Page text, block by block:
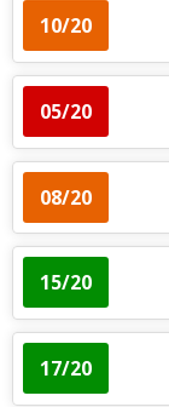
10/20
05/20
08/20
15/20
17/20